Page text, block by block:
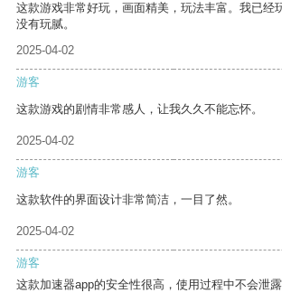
这款游戏非常好玩，画面精美，玩法丰富。我已经
没有玩腻。
2025-04-02
游客
这款游戏的剧情非常感人，让我久久不能忘怀。
2025-04-02
游客
这款软件的界面设计非常简洁，一目了然。
2025-04-02
游客
这款加速器app的安全性很高，使用过程中不会泄